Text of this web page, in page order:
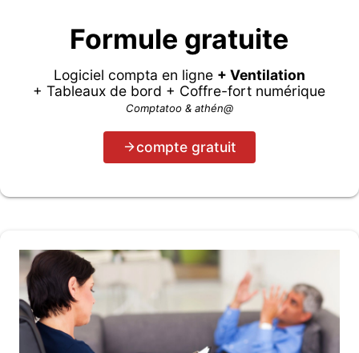
Formule gratuite
Logiciel compta en ligne + Ventilation
+ Tableaux de bord + Coffre-fort numérique
Comptatoo & athén@
compte gratuit